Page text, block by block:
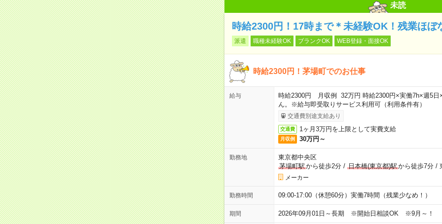
未読
時給2300円！17時まで＊未経験OK！残業ほ
派遣 職種未経験OK ブランクOK WEB登録・面接OK
時給2300円！茅場町でのお仕事
給与
時給2300円 月収例 32万円 時給2300円×実働7h×週5
ん。※給与即受取りサービス利用可（利用条件有）
交通費別途支給あり
交通費 1ヶ月3万円を上限として実費支給
月収例 30万円～
勤務地
東京都中央区
茅場町駅から徒歩2分/ 日本橋(東京都)駅から徒歩7分/
メーカー
勤務時間 09:00-17:00（休憩60分）実働7時間（残業少なめ！）
期間 2026年09月01日～長期 ※開始日相談OK ※9月～！